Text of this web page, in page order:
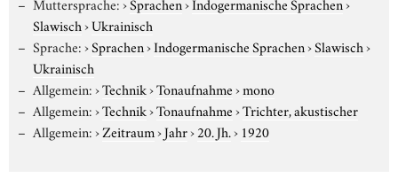
Slawisch›Ukrainisch
Sprache:›Sprachen›Indogermanische Sprachen›Slawisch›
Ukrainisch
Allgemein:›Technik›Tonaufnahme›mono
Allgemein:›Technik›Tonaufnahme›Trichter, akustischer
Allgemein:›Zeitraum›Jahr›20. Jh.› 1920